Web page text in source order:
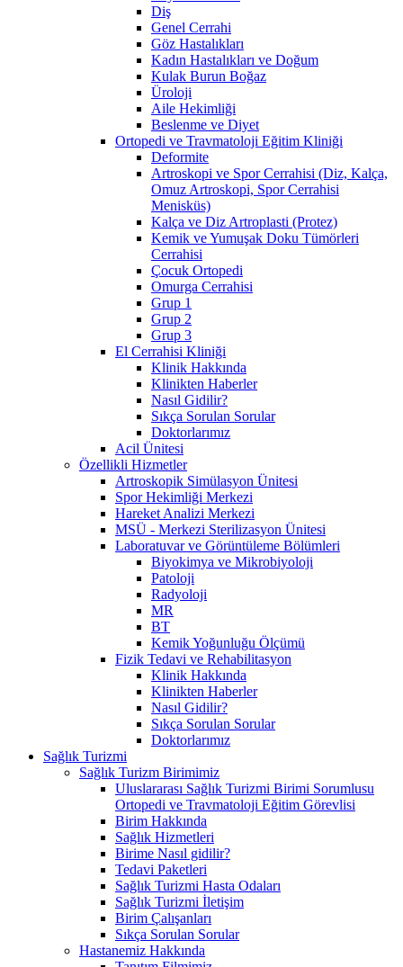
Diş
Genel Cerrahi
Göz Hastalıkları
Kadın Hastalıkları ve Doğum
Kulak Burun Boğaz
Üroloji
Aile Hekimliği
Beslenme ve Diyet
Ortopedi ve Travmatoloji Eğitim Kliniği
Deformite
Artroskopi ve Spor Cerrahisi (Diz, Kalça,
Omuz Artroskopi, Spor Cerrahisi
Menisküs)
Kalça ve Diz Artroplasti (Protez)
Kemik ve Yumuşak Doku Tümörleri
Cerrahisi
Çocuk Ortopedi
Omurga Cerrahisi
Grup 1
Grup 2
Grup 3
El Cerrahisi Kliniği
Klinik Hakkında
Klinikten Haberler
Nasıl Gidilir?
Sıkça Sorulan Sorular
Doktorlarımız
Acil Ünitesi
Özellikli Hizmetler
Artroskopik Simülasyon Ünitesi
Spor Hekimliği Merkezi
Hareket Analizi Merkezi
MSÜ - Merkezi Sterilizasyon Ünitesi
Laboratuvar ve Görüntüleme Bölümleri
Biyokimya ve Mikrobiyoloji
Patoloji
Radyoloji
MR
BT
Kemik Yoğunluğu Ölçümü
Fizik Tedavi ve Rehabilitasyon
Klinik Hakkında
Klinikten Haberler
Nasıl Gidilir?
Sıkça Sorulan Sorular
Doktorlarımız
Sağlık Turizmi
Sağlık Turizm Birimimiz
Uluslararası Sağlık Turizmi Birimi Sorumlusu
Ortopedi ve Travmatoloji Eğitim Görevlisi
Birim Hakkında
Sağlık Hizmetleri
Birime Nasıl gidilir?
Tedavi Paketleri
Sağlık Turizmi Hasta Odaları
Sağlık Turizmi İletişim
Birim Çalışanları
Sıkça Sorulan Sorular
Hastanemiz Hakkında